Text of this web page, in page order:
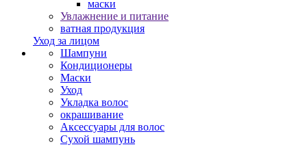
маски
Увлажнение и питание
ватная продукция
Уход за лицом
Шампуни
Кондиционеры
Маски
Уход
Укладка волос
окрашивание
Аксессуары для волос
Сухой шампунь